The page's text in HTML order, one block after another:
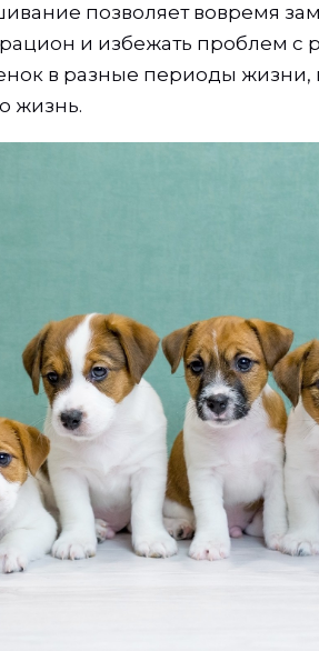
позволяет вовремя
и избежать проблем с
в разные периоды жизни,
жизнь.